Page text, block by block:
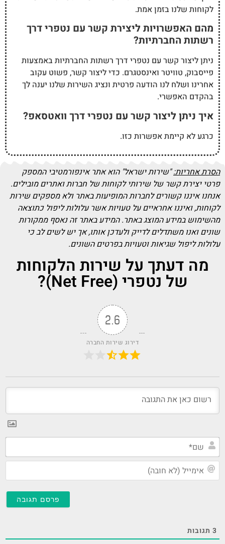
לקוחות שלנו בזמן אמת.
מהם האפשרויות ליצירת קשר עם נטפרי דרך
רשתות החברתיות?
ניתן ליצור קשר עם נטפרי דרך רשתות החברתיות באמצעות
פייסבוק, טוויטר ואינסטגרם. כדי ליצור קשר, פשוט עקוב
אחרינו ושלח לנו הודעה פרטית ונציג השירות שלנו יענה לך
בהקדם האפשרי.
איך ניתן ליצור קשר עם נטפרי דרך וואטסאפ?
כרגע לא קיימת אפשרות כזו.
הסרת אחריות:"שירות ישראל" הוא אתר אינפורמטיבי המספק
פרטי יצירת קשר של שירותי לקוחות של חברות ואתרים מובילים.
אנחנו איננו קשורים לחברות המופיעות באתר ולא מספקים שירות
לקוחות, ואיננו אחראיים על טעויות אשר עלולות ליפול כתוצאה
מהשימוש במידע המוצג באתר. המידע באתר זה נאסף ממקורות
שונים ואנו משתדלים לדייק ולעדכן אותו, אך יש לשים לב כי
עלולות ליפול שגיאות וטעויות בפרטים השונים.
מה דעתך על שירות הלקוחות
של נטפרי (Net Free)?
2.6
דירוג שירות החברה
3תגובות